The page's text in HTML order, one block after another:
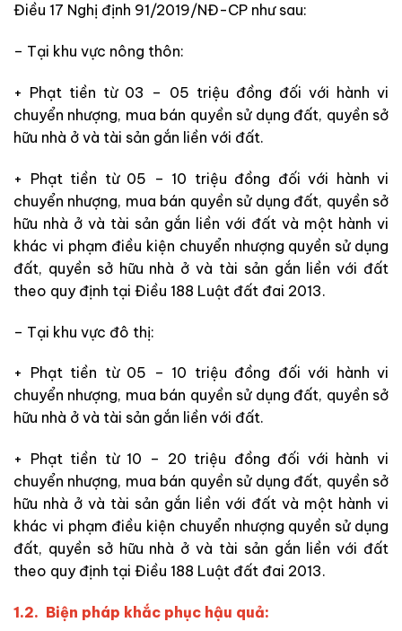
Điều 17 Nghị định 91/2019/NĐ-CP như sau:
– Tại khu vực nông thôn:
+ Phạt tiền từ 03 – 05 triệu đồng đối với hành vi
chuyển nhượng, mua bán quyền sử dụng đất, quyền sở
hữu nhà ở và tài sản gắn liền với đất.
+ Phạt tiền từ 05 – 10 triệu đồng đối với hành vi
chuyển nhượng, mua bán quyền sử dụng đất, quyền sở
hữu nhà ở và tài sản gắn liền với đất và một hành vi
khác vi phạm điều kiện chuyển nhượng quyền sử dụng
đất, quyền sở hữu nhà ở và tài sản gắn liền với đất
theo quy định tại Điều 188 Luật đất đai 2013.
– Tại khu vực đô thị:
+ Phạt tiền từ 05 – 10 triệu đồng đối với hành vi
chuyển nhượng, mua bán quyền sử dụng đất, quyền sở
hữu nhà ở và tài sản gắn liền với đất.
+ Phạt tiền từ 10 – 20 triệu đồng đối với hành vi
chuyển nhượng, mua bán quyền sử dụng đất, quyền sở
hữu nhà ở và tài sản gắn liền với đất và một hành vi
khác vi phạm điều kiện chuyển nhượng quyền sử dụng
đất, quyền sở hữu nhà ở và tài sản gắn liền với đất
theo quy định tại Điều 188 Luật đất đai 2013.
1.2. Biện pháp khắc phục hậu quả: